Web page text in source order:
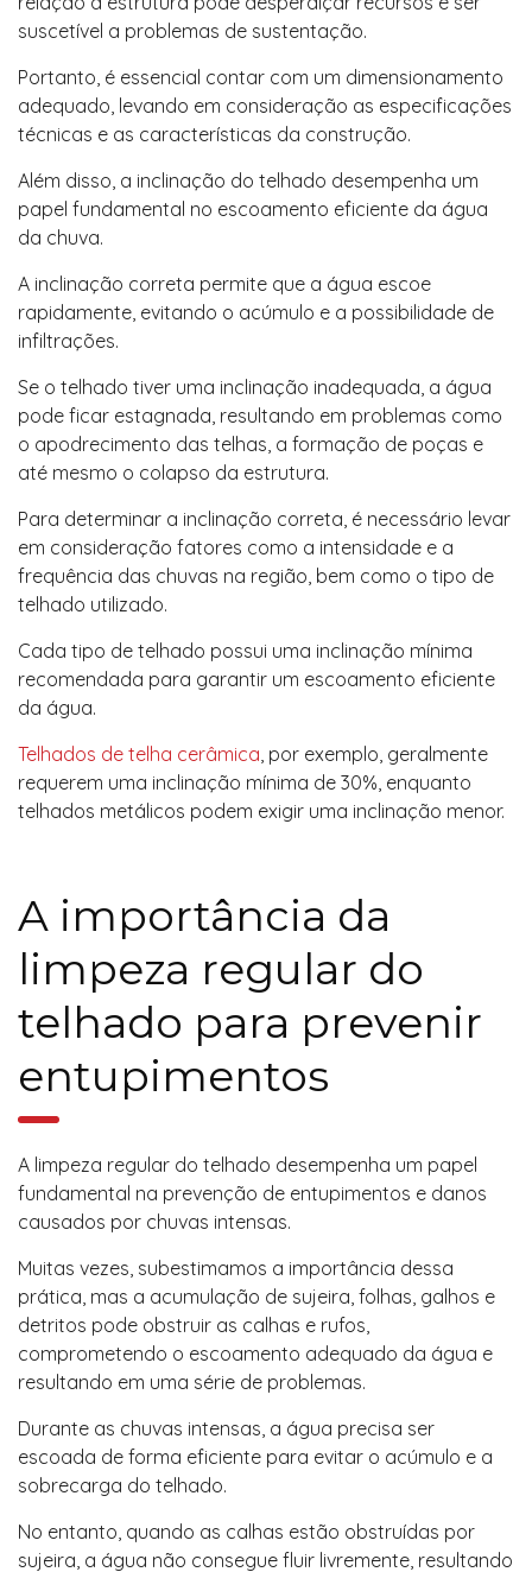
suscetível a problemas de sustentação.
Portanto, é essencial contar com um dimensionamento
adequado, levando em consideração as especificações
técnicas e as características da construção.
Além disso, a inclinação do telhado desempenha um
papel fundamental no escoamento eficiente da água
da chuva.
A inclinação correta permite que a água escoe
rapidamente, evitando o acúmulo e a possibilidade de
infiltrações.
Se o telhado tiver uma inclinação inadequada, a água
pode ficar estagnada, resultando em problemas como
o apodrecimento das telhas, a formação de poças e
até mesmo o colapso da estrutura.
Para determinar a inclinação correta, é necessário levar
em consideração fatores como a intensidade e a
frequência das chuvas na região, bem como o tipo de
telhado utilizado.
Cada tipo de telhado possui uma inclinação mínima
recomendada para garantir um escoamento eficiente
da água.
Telhados de telha cerâmica, por exemplo, geralmente
requerem uma inclinação mínima de 30%, enquanto
telhados metálicos podem exigir uma inclinação menor.
A importância da
limpeza regular do
telhado para prevenir
entupimentos
A limpeza regular do telhado desempenha um papel
fundamental na prevenção de entupimentos e danos
causados por chuvas intensas.
Muitas vezes, subestimamos a importância dessa
prática, mas a acumulação de sujeira, folhas, galhos e
detritos pode obstruir as calhas e rufos,
comprometendo o escoamento adequado da água e
resultando em uma série de problemas.
Durante as chuvas intensas, a água precisa ser
escoada de forma eficiente para evitar o acúmulo e a
sobrecarga do telhado.
No entanto, quando as calhas estão obstruídas por
sujeira, a água não consegue fluir livremente, resultando